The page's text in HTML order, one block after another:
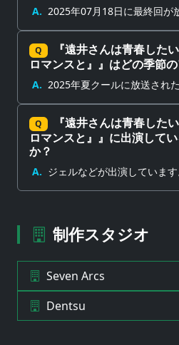
A. 2025年07月18日に最終回が
Q
『遠井さんは青春した
ロマンスと』』はどの季節
A. 2025年夏クールに放送され
Q
『遠井さんは青春した
ロマンスと』』に出演して
か？
A. ジェルなどが出演しています
制作スタジオ
Seven Arcs
Dentsu